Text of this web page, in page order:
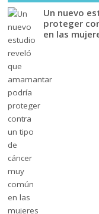
Un nuevo
proteger
en las